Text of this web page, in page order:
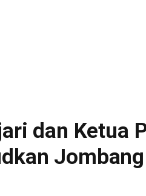
dan Ketua